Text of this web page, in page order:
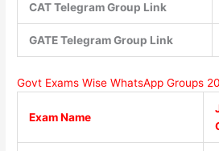
CAT Telegram Group Link
GATE Telegram Group Link
Govt Exams Wise WhatsApp Groups
Exam Name